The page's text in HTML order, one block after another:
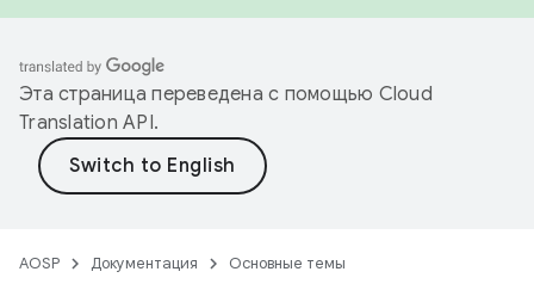
Эта страница переведена с помощью Cloud
Translation API.
AOSP Документация Основные темы